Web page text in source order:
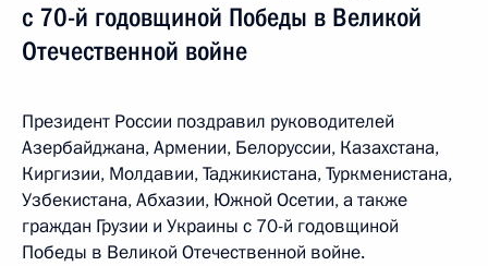
с 70-й годовщиной Победы в Великой
Отечественной войне
Президент России поздравил руководителей
Азербайджана, Армении, Белоруссии, Казахстана,
Киргизии, Молдавии, Таджикистана, Туркменистана,
Узбекистана, Абхазии, Южной Осетии, а также
граждан Грузии и Украины с 70-й годовщиной
Победы в Великой Отечественной войне.